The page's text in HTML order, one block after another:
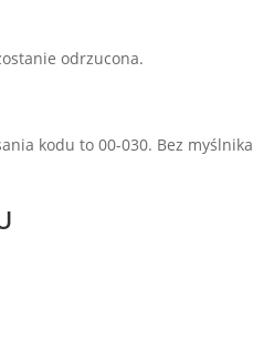
odrzucona.
kodu to 00-030. Bez myślnika